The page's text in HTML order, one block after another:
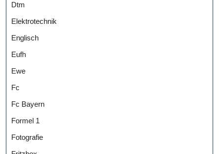
Dtm
Elektrotechnik
Englisch
Eufh
Ewe
Fc
Fc Bayern
Formel 1
Fotografie